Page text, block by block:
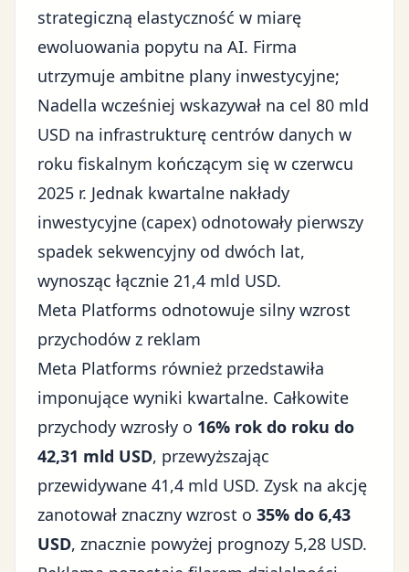
strategiczną elastyczność w miarę
ewoluowania popytu na AI. Firma
utrzymuje ambitne plany inwestycyjne;
Nadella wcześniej wskazywał na cel 80 mld
USD na infrastrukturę centrów danych w
roku fiskalnym kończącym się w czerwcu
2025 r. Jednak kwartalne nakłady
inwestycyjne (capex) odnotowały pierwszy
spadek sekwencyjny od dwóch lat,
wynosząc łącznie 21,4 mld USD.
Meta Platforms odnotowuje silny wzrost
przychodów z reklam
Meta Platforms również przedstawiła
imponujące wyniki kwartalne. Całkowite
przychody wzrosły o 16% rok do roku do
42,31 mld USD, przewyższając
przewidywane 41,4 mld USD. Zysk na akcję
zanotował znaczny wzrost o 35% do 6,43
USD, znacznie powyżej prognozy 5,28 USD.